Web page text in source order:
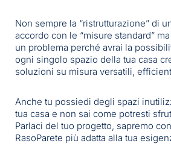
Non sempre la “ristrutturazione” di
accordo con le “misure standard”
un problema perché avrai la
ogni singolo spazio della tua casa
soluzioni su misura versatili,
Anche tu possiedi degli spazi
tua casa e non sai come potresti
Parlaci del tuo progetto, sapremo
RasoParete più adatta alla tua